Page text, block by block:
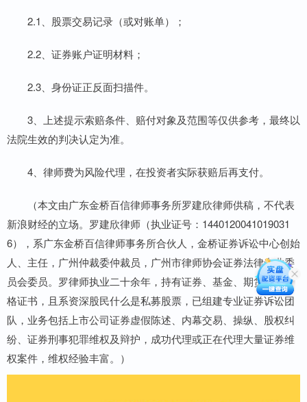
2.1、股票交易记录（或对账单）；
2.2、证券账户证明材料；
2.3、身份证正反面扫描件。
3、上述提示索赔条件、赔付对象及范围等仅供参考，最终以
法院生效的判决认定为准。
4、律师费为风险代理，在投资者实际获赔后再支付。
（本文由广东金桥百信律师事务所罗建欣律师供稿，不代表
新浪财经的立场。罗建欣律师（执业证号：1440120041019031
6），系广东金桥百信律师事务所合伙人，金桥证券诉讼中心创始
人、主任，广州仲裁委仲裁员，广州市律师协会证券法律专业委
员会委员。罗律师执业二十余年，持有证券、基金、期货从业资
格证书，且系资深股民什么是私募股票，已组建专业证券诉讼团
队，业务包括上市公司证券虚假陈述、内幕交易、操纵、股权纠
纷、证券刑事犯罪维权及辩护，成功代理或正在代理大量证券维
权案件，维权经验丰富。）